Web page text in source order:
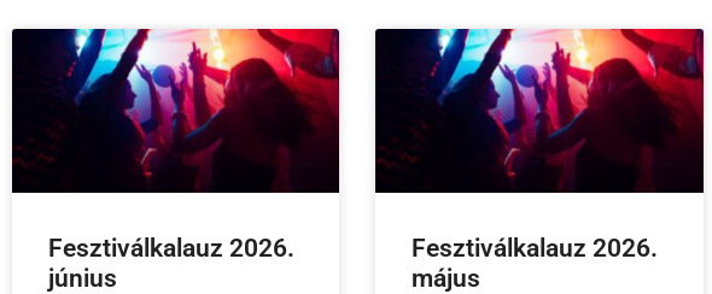
Fesztiválkalauz 2026.
június
Fesztiválkalauz 2026.
május